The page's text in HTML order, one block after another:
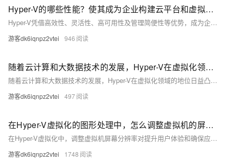
Hyper-V的哪些性能？使其成为企业构建云平台和虚拟化环境的首选
Hyper-V凭借高效性、灵活性、高可用性及管理简便性等优势，成为企业构建云平台和虚拟化环境的首选。其微内核架构、硬件辅助虚拟化技术和动态内存管理提升了性能与资源利用率；支持多操作系统和硬件平台，具备故障转移、实时迁移功能，确保业务连续性；提供可视化管理工具和PowerShell脚本自动化，简化管理流程；与Windows Server及Azure无缝集成，降低硬件、运维和能源成本。
游客dk6iqnpz2vtei 946
随着云计算和大数据技术的发展，Hyper-V在虚拟化领域的地位日益凸显
随着云计算和大数据技术的发展，Hyper-V在虚拟化领域的地位日益凸显。作为Windows Server的核心组件，Hyper-V具备卓越的技术性能，支持高可用性、动态迁移等功能，确保虚拟机稳定高效运行。它与Windows深度集成，管理便捷，支持远程管理和自动化部署，降低管理成本。内置防火墙、RBAC等安全功能，提供全方位安全保障。作为内置组件，Hyper-V无需额外购买软件，降低成本。其广泛的生态系统支持和持续增长的市场需求，使其成为企业虚拟化解决方案的首选。
游客dk6iqnpz2vtei 497
在Hyper-V虚拟化的图形处理中，怎么调整虚拟机的屏幕分辨率？
在Hyper-V虚拟化中，调整虚拟机屏幕分辨率对提升用户体验和确保应用程序兼容性至关重要。高分辨率可提供清晰图像、提高工作效率，并避免显示异常。调整方法包括通过增强会话模式、虚拟机内部设置或手动编辑配置文件。注意事项包括正确安装显卡驱动、避免过高分辨率及及时保存设置。
游客dk6iqnpz2vtei 1748